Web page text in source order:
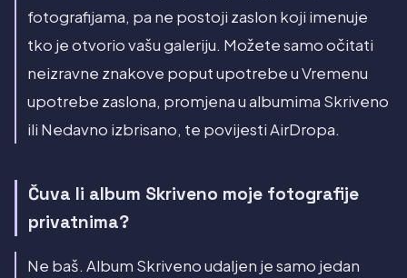
fotografijama, pa ne postoji zaslon koji imenuje
tko je otvorio vašu galeriju. Možete samo očitati
neizravne znakove poput upotrebe u Vremenu
upotrebe zaslona, promjena u albumima Skriveno
ili Nedavno izbrisano, te povijesti AirDropa.
Čuva li album Skriveno moje fotografije
privatnima?
Ne baš. Album Skriveno udaljen je samo jedan